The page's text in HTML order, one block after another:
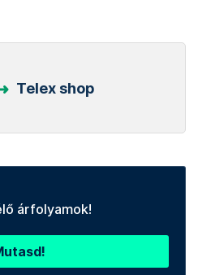
Telex shop
árfolyamok!